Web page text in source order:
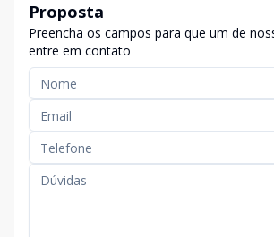
Proposta
Preencha os campos para que um de
entre em contato